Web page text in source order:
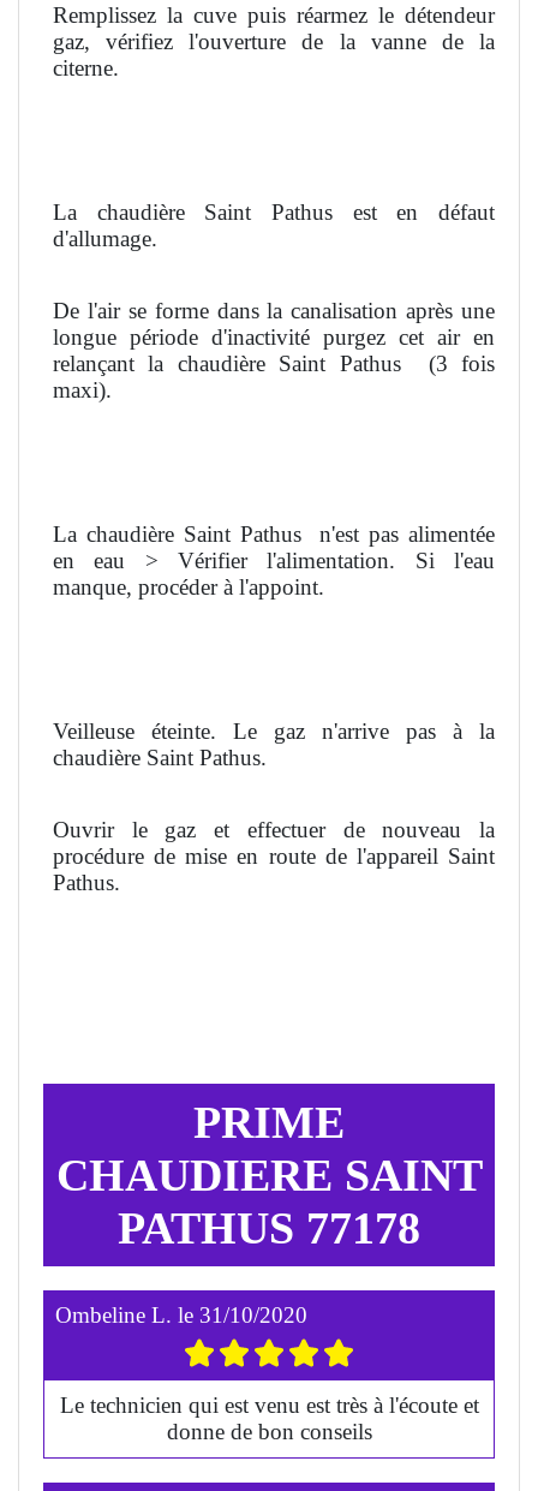
Remplissez la cuve puis réarmez le détendeur
gaz, vérifiez l'ouverture de la vanne de la
citerne.
La chaudière Saint Pathus est en défaut
d'allumage.
De l'air se forme dans la canalisation après une
longue période d'inactivité purgez cet air en
relançant la chaudière Saint Pathus
(3 fois
maxi).
La chaudière Saint Pathus
n'est pas alimentée
en eau > Vérifier l'alimentation. Si l'eau
manque, procéder à l'appoint.
Veilleuse éteinte. Le gaz n'arrive pas à la
chaudière Saint Pathus.
Ouvrir le gaz et effectuer de nouveau la
procédure de mise en route de l'appareil Saint
Pathus.
PRIME
CHAUDIERE SAINT
PATHUS 77178
Ombeline L. le 31/10/2020
Le technicien qui est venu est très à l'écoute et
donne de bon conseils